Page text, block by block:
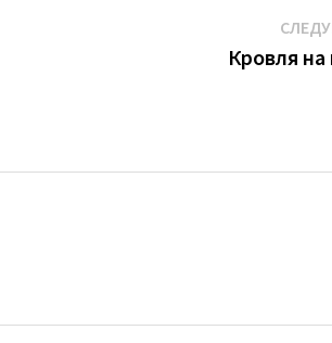
Кровля